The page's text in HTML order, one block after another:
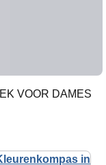
VOOR DAMES